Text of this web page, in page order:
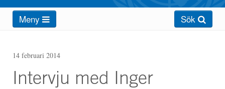
Main
menuMeny Sök
14 februari 2014
Intervju med Inger